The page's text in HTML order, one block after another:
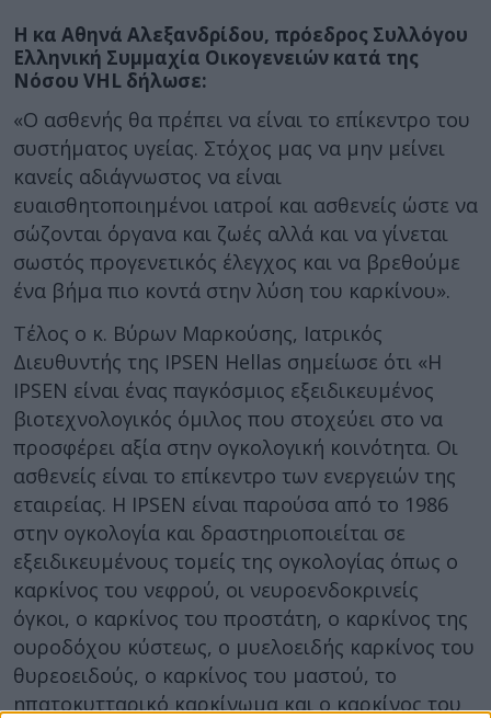
Η κα Αθηνά Αλεξανδρίδου, πρόεδρος Συλλόγου
Ελληνική Συμμαχία Οικογενειών κατά της
Νόσου VHL δήλωσε:
«Ο ασθενής θα πρέπει να είναι το επίκεντρο του
συστήματος υγείας. Στόχος μας να μην μείνει
κανείς αδιάγνωστος να είναι
ευαισθητοποιημένοι ιατροί και ασθενείς ώστε να
σώζονται όργανα και ζωές αλλά και να γίνεται
σωστός προγενετικός έλεγχος και να βρεθούμε
ένα βήμα πιο κοντά στην λύση του καρκίνου».
Τέλος ο κ. Βύρων Μαρκούσης, Ιατρικός
Διευθυντής της IPSEN Hellas σημείωσε ότι «Η
IPSEN είναι ένας παγκόσμιος εξειδικευμένος
βιοτεχνολογικός όμιλος που στοχεύει στο να
προσφέρει αξία στην ογκολογική κοινότητα. Οι
ασθενείς είναι το επίκεντρο των ενεργειών της
εταιρείας. Η IPSEN είναι παρούσα από το 1986
στην ογκολογία και δραστηριοποιείται σε
εξειδικευμένους τομείς της ογκολογίας όπως ο
καρκίνος του νεφρού, οι νευροενδοκρινείς
όγκοι, ο καρκίνος του προστάτη, ο καρκίνος της
ουροδόχου κύστεως, ο μυελοειδής καρκίνος του
θυρεοειδούς, ο καρκίνος του μαστού, το
ηπατοκυτταρικό καρκίνωμα και ο καρκίνος του